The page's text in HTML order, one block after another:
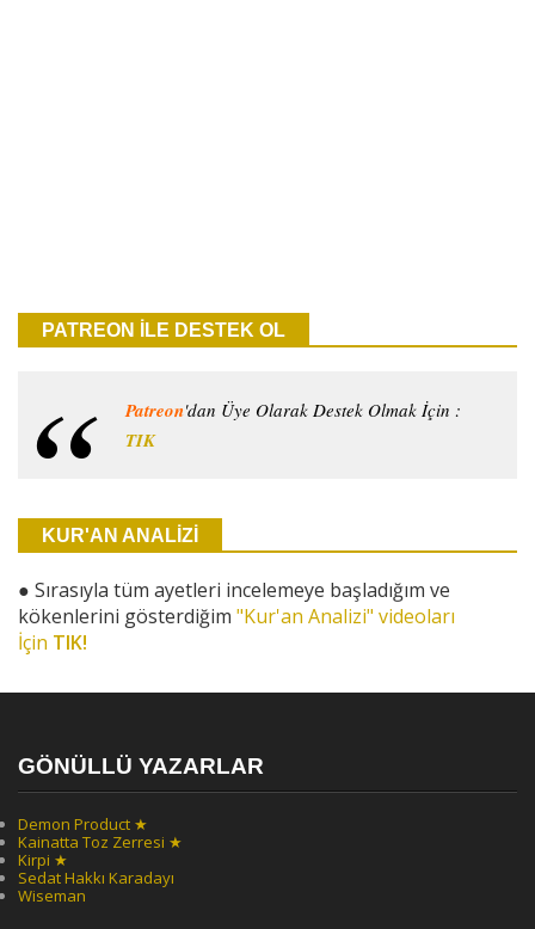
PATREON İLE DESTEK OL
Patreon'dan Üye Olarak Destek Olmak İçin :
TIK
KUR'AN ANALİZİ
● Sırasıyla tüm ayetleri incelemeye başladığım ve
kökenlerini gösterdiğim "Kur'an Analizi" videoları
İçin TIK!
GÖNÜLLÜ YAZARLAR
Demon Product ★
Kainatta Toz Zerresi ★
Kirpi ★
Sedat Hakkı Karadayı
Wiseman